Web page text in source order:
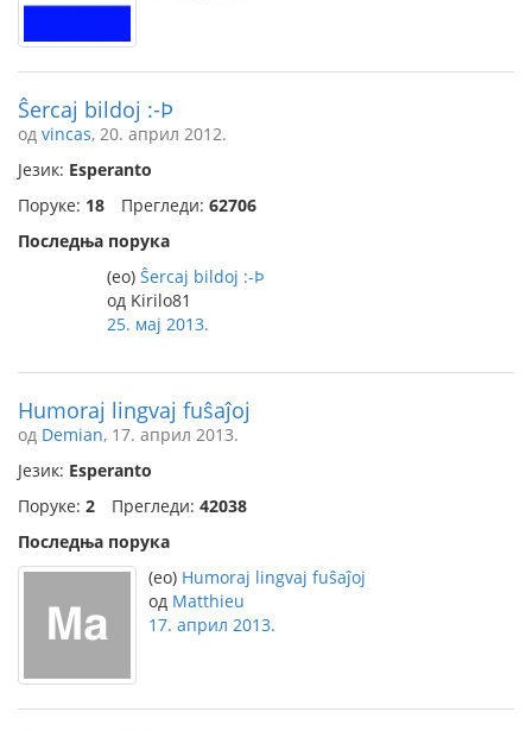
Ŝercaj bildoj :-Þ
од vincas, 20. април 2012.
Језик: Esperanto
Поруке: 18 Прегледи: 62706
Последња порука
(eo) Ŝercaj bildoj :-Þ
од Kirilo81
25. мај 2013.
Humoraj lingvaj fuŝaĵoj
од Demian, 17. април 2013.
Језик: Esperanto
Поруке: 2 Прегледи: 42038
Последња порука
(eo) Humoraj lingvaj fuŝaĵoj
од Matthieu
17. април 2013.